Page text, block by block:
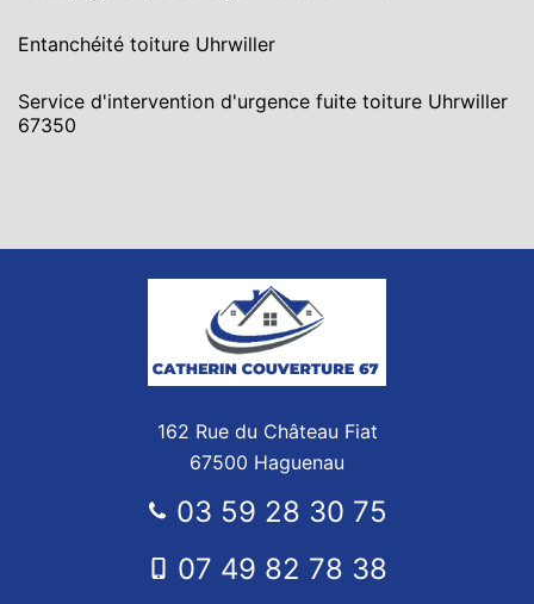
Entanchéité toiture Uhrwiller
Service d'intervention d'urgence fuite toiture Uhrwiller
67350
162 Rue du Château Fiat
67500 Haguenau
03 59 28 30 75
07 49 82 78 38